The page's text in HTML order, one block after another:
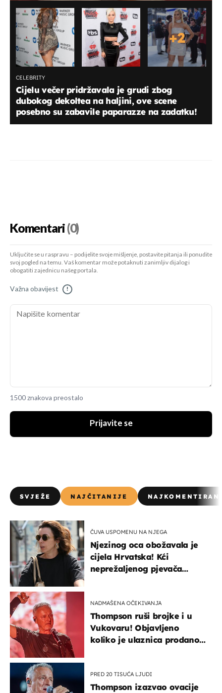
+2
CELEBRITY
Cijelu večer pridržavala je grudi zbog
dubokog dekoltea na haljini, ove scene
posebno su zabavile paparazze na zadatku!
Komentari(0)
Uključite se u raspravu – podijelite svoje mišljenje, postavite pitanja ili ponudite
svoj pogled na temu. Vaš komentar može potaknuti zanimljiv dijalog i
obogatiti zajednicu našeg portala.
Važna obavijest !
1500 znakova preostalo
Prijavite se
SVJEŽE NAJČITANIJE
ČUVA USPOMENU NA NJEGA
Njezinog oca obožavala je
cijela Hrvatska! Kći
neprežaljenog pjevača
NADMAŠENA OČEKIVANJA
Thompson ruši brojke i u
Vukovaru! Objavljeno
koliko je ulaznica prodano
PRED 20 TISUĆA LJUDI
Thompson izazvao ovacije